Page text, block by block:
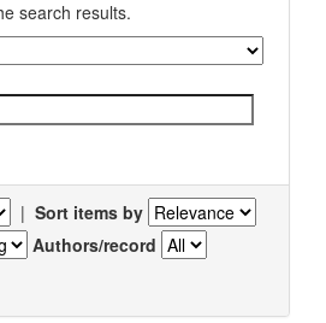
search results.
| Sort items by
Authors/record